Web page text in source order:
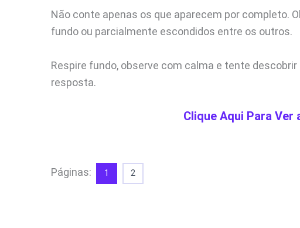
Não conte apenas os que aparecem por completo.
fundo ou parcialmente escondidos entre os outros.
Respire fundo, observe com calma e tente
resposta.
Clique Aqui Para Ver
Páginas: 1 2